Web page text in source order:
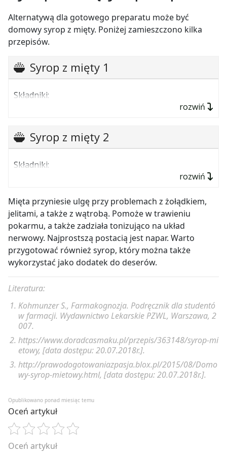
Alternatywą dla gotowego preparatu może być
domowy syrop z mięty. Poniżej zamieszczono kilka
przepisów.
Syrop z mięty 1
Składniki:
600 ml wody.
Sposób przygotowania:
Dodać cukier i ugniatać. Odstawić na 3–4
godziny.
Dodać połowę wody. Doprowadzić do wrzenia.
Odstawić na noc.
Przecedzić przez gazę. Pozostawić wywar.
Listki powtórnie zalać pozostałą częścią wody.
Doprowadzić do wrzenia. Ostudzić i przecedzić
przez gazę.
Zmieszać ze sobą dwa uzyskane wywary.
Doprowadzić do wrzenia, aby zgęstniały.
Przelać do wyparzonych słoiczków i zakręcić.
Przechowywać w lodówce do 2 tygodni. Można
także zapasteryzować i przechowywać w
suchym i chłodnym miejscu.
rozwiń
Syrop z mięty 2
Składniki:
1,5 litra wody,
1 kg cukru,
sok z ½ cytryny.
Sposób przygotowania:
Miętę opłukać i osuszyć. Przenieść do garnka i
zalać wodą. Zagotować. Odstawić na 24 godziny.
Dodać do płynu cukier i sok. Gotować 30–60
minut na wolnym ogniu mieszając, aż cukier się
rozpuści. Syrop powinien trochę zgęstnieć.
Przelać do wyparzonych słoiczków. Zakręcić i
postawić do góry dnem do wystygnięcia.
rozwiń
Mięta przyniesie ulgę przy problemach z żołądkiem,
jelitami, a także z wątrobą. Pomoże w trawieniu
pokarmu, a także zadziała tonizująco na układ
nerwowy. Najprostszą postacią jest napar. Warto
przygotować również syrop, który można także
wykorzystać jako dodatek do deserów.
Literatura:
Kohmunzer S., Farmakognozja. Podręcznik dla studentó
w farmacji. Wydawnictwo Lekarskie PZWL, Warszawa, 2
007.
https://www.doradcasmaku.pl/przepis/363148/syrop-mi
etowy, [data dostępu: 20.07.2018r.].
http://prawodogotowaniazpasja.blox.pl/2015/08/Domo
wy-syrop-mietowy.html, [data dostępu: 20.07.2018r.].
Opublikowano ponad miesiąc temu
Oceń artykuł
Oceń artykuł